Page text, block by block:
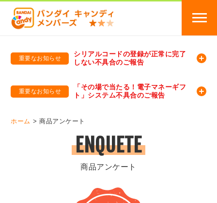
重要なお知らせ
シリアルコードの登録が正常に完了
しない不具合のご報告
重要なお知らせ
「その場で当たる！電子マネーギフ
ト」システム不具合のご報告
ホーム 商品アンケート
ENQUETE
商品アンケート